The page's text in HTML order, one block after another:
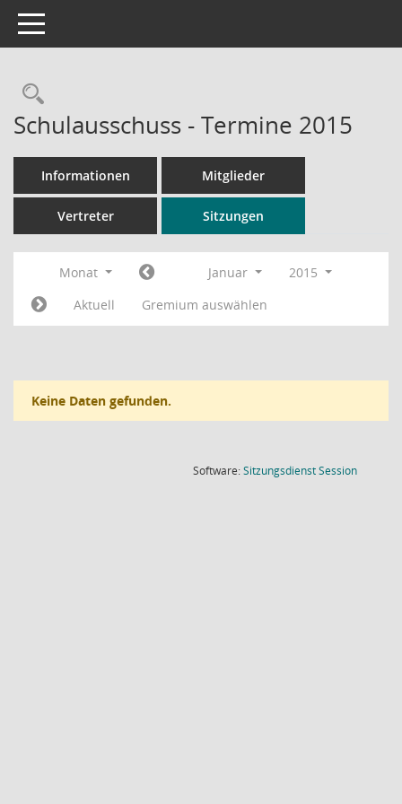
Toggle navigation
Rechercheauswahl
Schulausschuss - Termine 2015
Informationen Mitglieder
Vertreter Sitzungen
Monat Januar
2015
Aktuell
Gremium auswählen
Keine Daten gefunden.
Software:SitzungsdienstSession(Wird in